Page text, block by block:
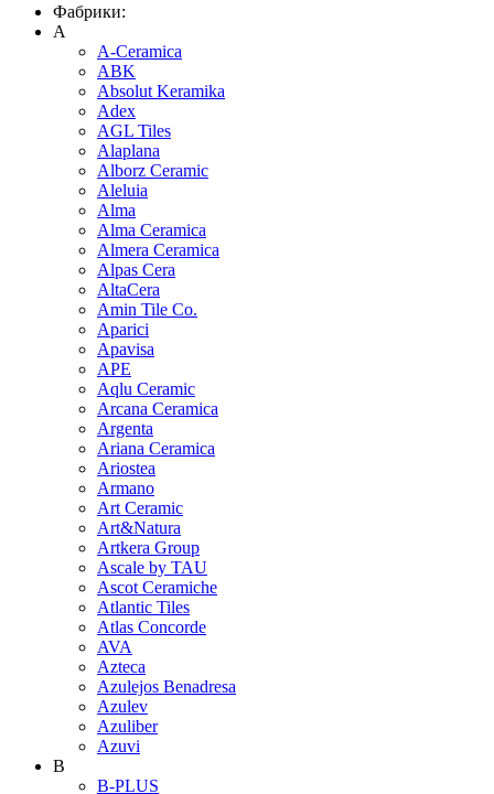
Фабрики:
A
A-Ceramica
ABK
Absolut Keramika
Adex
AGL Tiles
Alaplana
Alborz Ceramic
Aleluia
Alma
Alma Ceramica
Almera Ceramica
Alpas Cera
AltaCera
Amin Tile Co.
Aparici
Apavisa
APE
Aqlu Ceramic
Arcana Ceramica
Argenta
Ariana Ceramica
Ariostea
Armano
Art Ceramic
Art&Natura
Artkera Group
Ascale by TAU
Ascot Ceramiche
Atlantic Tiles
Atlas Concorde
AVA
Azteca
Azulejos Benadresa
Azulev
Azuliber
Azuvi
B
B-PLUS